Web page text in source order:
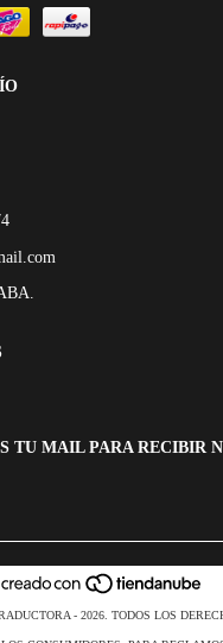
TU MAIL PARA RECIBIR
- 2026. TODOS LOS